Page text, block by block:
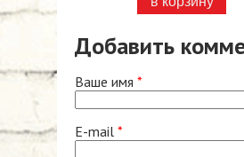
Добавить
Ваше имя *
E-mail *